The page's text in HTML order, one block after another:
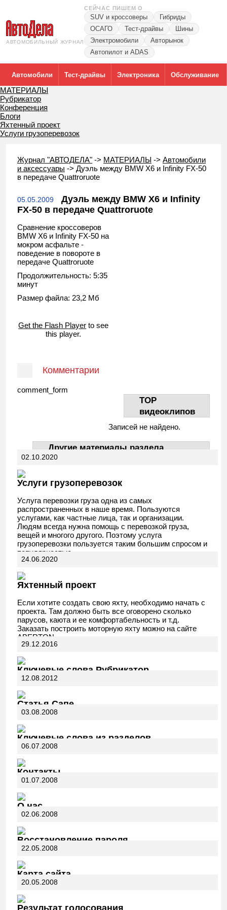
АВТОМОБИЛЬНЫЙ ЖУРНАЛ
СЕЙЧАС ПИШЕМ О
SUV и кроссоверы
Гибриды
ОСАГО
Тест-драйвы
Шины
Электромобили
Авторынок
Автопилот и ADAS
Автомобили Тест-драйвы Электроника Обслуживание
МАТЕРИАЛЫ
Рубрикатор
Конференция
Блоги
Яхтенный проект
Услуги грузоперевозок
Журнал "АВТОДЕЛА" -> МАТЕРИАЛЫ -> Автомобили
и аксессуары -> Дуэль между BMW X6 и Infinity FX-50
в передаче Quattroruote
05.05.2009
Дуэль между BMW X6 и Infinity
FX-50 в передаче Quattroruote
Сравнение кроссоверов
BMW X6 и Infinity FX-50 на
мокром асфальте -
поведение в повороте в
передаче Quattroruote
Продолжительность: 5:35
минут
Размер файла: 23,2 Мб
Get the Flash Player to see
this player.
Комментарии
comment_form
TOP
видеоклипов
Записей не найдено.
Другие материалы раздела
АвтоДела
02.10.2020
Услуги грузоперевозок
Услуга перевозки груза одна из самых
распространенных в наше время. Пользуются
услугами, как частные лица, так и организации.
Людям всегда нужна помощь с перевозкой груза,
вещей и многого другого. Поэтому услуга
грузоперевозки пользуется таким большим спросом и
популярностью.
24.06.2020
Яхтенный проект
Если хотите создать свою яхту, необходимо начать с
проекта. Там должно быть все оговорено сколько
парусов, каюта и ее комфортабельность и т.д.
Заказать построить моторную яхту можно на сайте
ABERTON.
29.12.2016
Ключевые слова Рубрикатор
12.08.2012
Статья Сапе
03.08.2008
Ключевые слова из разделов
06.07.2008
Контакты
01.07.2008
О нас
02.06.2008
Восстановление пароля
22.05.2008
Карта сайта
20.05.2008
Результат голосования